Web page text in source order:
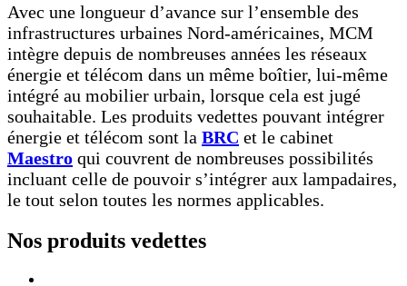
Avec une longueur d’avance sur l’ensemble des
infrastructures urbaines Nord-américaines, MCM
intègre depuis de nombreuses années les réseaux
énergie et télécom dans un même boîtier, lui-même
intégré au mobilier urbain, lorsque cela est jugé
souhaitable. Les produits vedettes pouvant intégrer
énergie et télécom sont la BRC et le cabinet
Maestro qui couvrent de nombreuses possibilités
incluant celle de pouvoir s’intégrer aux lampadaires,
le tout selon toutes les normes applicables.
Nos produits vedettes